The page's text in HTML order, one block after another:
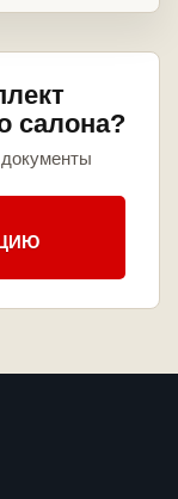
салона?